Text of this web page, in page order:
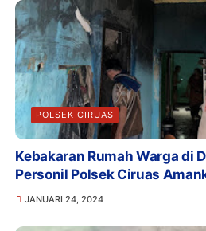
POLSEK CIRUAS
Kebakaran Rumah Warga di
Personil Polsek Ciruas
JANUARI 24, 2024